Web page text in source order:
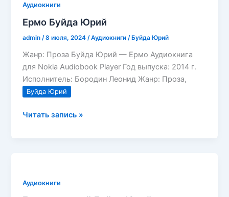
Аудиокниги
Ермо Буйда Юрий
admin/8 июля, 2024/Аудиокниги / Буйда Юрий
Жанр: Проза Буйда Юрий — Ермо Аудиокнига
для Nokia Audiobook Player Год выпуска: 2014 г.
Исполнитель: Бородин Леонид Жанр: Проза,
Буйда Юрий
Ермо
Читать запись »
Аудиокниги